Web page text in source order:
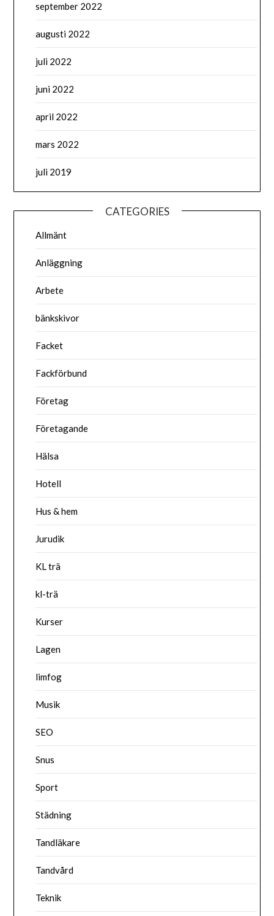
september 2022
augusti 2022
juli 2022
juni 2022
april 2022
mars 2022
juli 2019
CATEGORIES
Allmänt
Anläggning
Arbete
bänkskivor
Facket
Fackförbund
Företag
Företagande
Hälsa
Hotell
Hus & hem
Jurudik
KL trä
kl-trä
Kurser
Lagen
limfog
Musik
SEO
Snus
Sport
Städning
Tandläkare
Tandvård
Teknik